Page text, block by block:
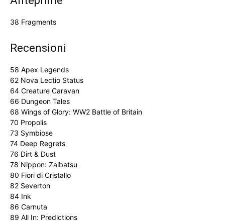
38 Fragments
Recensioni
58 Apex Legends
62 Nova Lectio Status
64 Creature Caravan
66 Dungeon Tales
68 Wings of Glory: WW2 Battle of Britain
70 Propolis
73 Symbiose
74 Deep Regrets
76 Dirt & Dust
78 Nippon: Zaibatsu
80 Fiori di Cristallo
82 Severton
84 Ink
86 Carnuta
89 All In: Predictions